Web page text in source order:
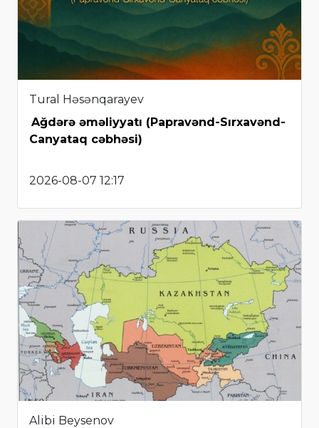
Tural Həsənqarayev
Ağdərə əməliyyatı (Papravənd-Sırxavənd-
Canyataq cəbhəsi)
2026-08-07 12:17
Alibi Beysenov